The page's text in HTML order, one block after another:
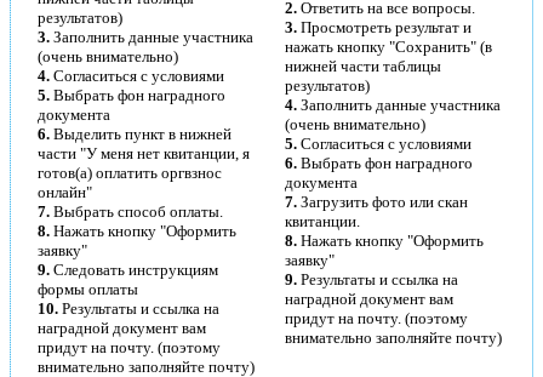
результатов)
3. Заполнить данные участника
(очень внимательно)
4. Согласиться с условиями
5. Выбрать фон наградного
документа
6. Выделить пункт в нижней
части "У меня нет квитанции, я
готов(а) оплатить оргвзнос
онлайн"
7. Выбрать способ оплаты.
8. Нажать кнопку "Оформить
заявку"
9. Следовать инструкциям
формы оплаты
10. Результаты и ссылка на
наградной документ вам
придут на почту. (поэтому
внимательно заполняйте почту)
2. Ответить на все вопросы.
3. Просмотреть результат и
нажать кнопку "Сохранить" (в
нижней части таблицы
результатов)
4. Заполнить данные участника
(очень внимательно)
5. Согласиться с условиями
6. Выбрать фон наградного
документа
7. Загрузить фото или скан
квитанции.
8. Нажать кнопку "Оформить
заявку"
9. Результаты и ссылка на
наградной документ вам
придут на почту. (поэтому
внимательно заполняйте почту)